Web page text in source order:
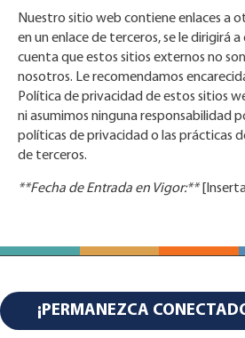
Nuestro sitio web contiene enlaces a
en un enlace de terceros, se le dirigirá a
cuenta que estos sitios externos no
nosotros. Le recomendamos
Política de privacidad de estos sitios
ni asumimos ninguna responsabilidad
políticas de privacidad o las prácticas
de terceros.
**Fecha de Entrada en Vigor:**
¡PERMANEZCA